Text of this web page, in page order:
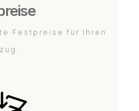
Festpreise für Ihren